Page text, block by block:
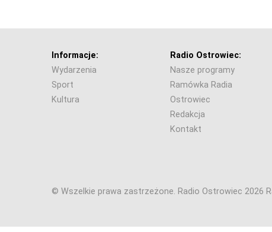
Informacje:
Wydarzenia
Sport
Kultura
Radio Ostrowiec:
Nasze programy
Ramówka Radia
Ostrowiec
Redakcja
Kontakt
© Wszelkie prawa zastrzeżone. Radio Ostrowiec 2026